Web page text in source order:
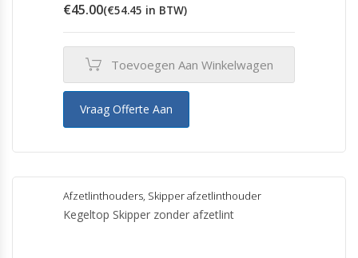
€45.00(€54.45 in BTW)
Toevoegen Aan Winkelwagen
Vraag Offerte Aan
Afzetlinthouders, Skipper afzetlinthouder
Kegeltop Skipper zonder afzetlint